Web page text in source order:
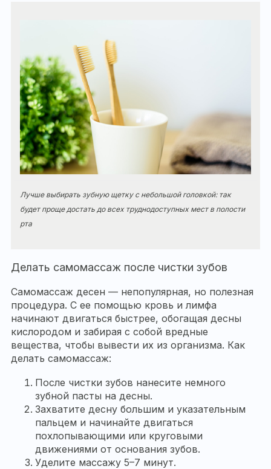
Лучше выбирать зубную щетку с небольшой головкой: так
будет проще достать до всех труднодоступных мест в полости
рта
Делать самомассаж после чистки зубов
Самомассаж десен — непопулярная, но полезная
процедура. С ее помощью кровь и лимфа
начинают двигаться быстрее, обогащая десны
кислородом и забирая с собой вредные
вещества, чтобы вывести их из организма. Как
делать самомассаж:
После чистки зубов нанесите немного
зубной пасты на десны.
Захватите десну большим и указательным
пальцем и начинайте двигаться
похлопывающими или круговыми
движениями от основания зубов.
Уделите массажу 5–7 минут.